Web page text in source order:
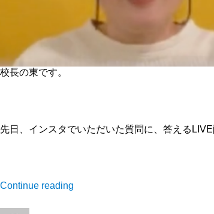
校長の東です。
先日、インスタでいただいた質問に、答えるLIVE
Continue reading